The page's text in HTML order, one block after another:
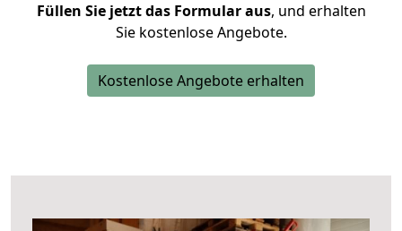
Füllen Sie jetzt das Formular aus, und erhalten
Sie kostenlose Angebote.
Kostenlose Angebote erhalten